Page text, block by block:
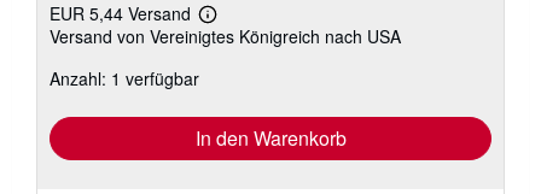
EUR 5,44 Versand
Weitere
Informationen
Versand von Vereinigtes Königreich nach USA
Anzahl: 1 verfügbar
In den Warenkorb